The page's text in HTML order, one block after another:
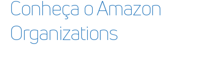
Conheça o Amazon
Organizations